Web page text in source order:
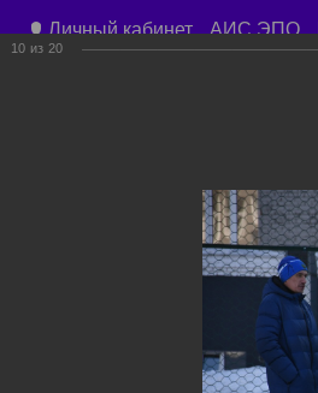
Личный кабинет АИС ЭПО
Приемная директора
+7 (3843) 45-67-57
Учебный корпус ул.
10 из 20